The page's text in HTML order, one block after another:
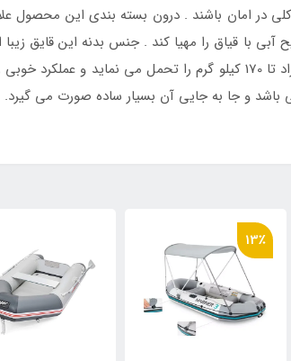
در امان باشند . درون بسته بندی این محصول
آبی با قیاق را مهیا کند . جنس بدنه این
وی سی به راحتی وزن افراد تا 170 کیلو گرم را تحمل
13٪